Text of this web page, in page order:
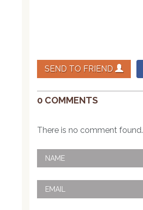
SEND TO FRIEND
0 COMMENTS
There is no comment found.